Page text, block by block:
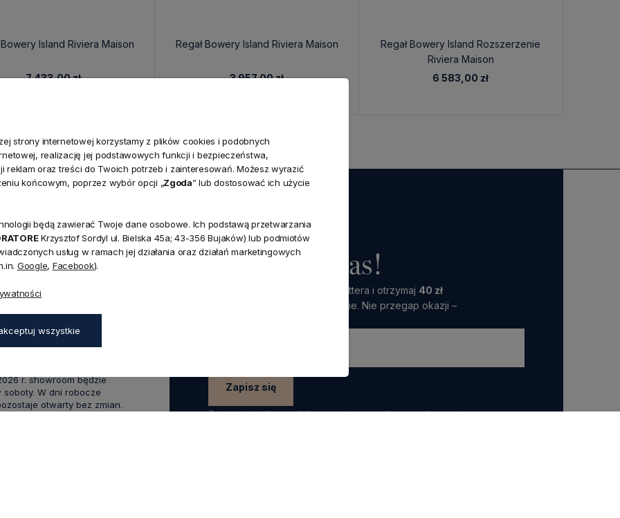
Bowery Island Riviera Maison
7 433,00 zł
Regał Bowery Island Riviera Maison
3 957,00 zł
Regał Bowery Island Rozszerzenie
Riviera Maison
6 583,00 zł
NEWSLETTER
Dołącz do nas!
Zapisz się do naszego Newslettera i otrzymaj 40 zł
na pierwsze zamówienie. Nie przegap okazji –
Zapisz się
Zapisując się do newslettera wyrażasz zgodę na przetwarzanie przez nas
- 17:00,
r. showroom będzie
soboty. W dni robocze
otwarty bez zmian.
strony internetowej korzystamy z plików cookies i podobnych
realizację jej podstawowych funkcji i bezpieczeństwa,
oraz treści do Twoich potrzeb i zainteresowań. Możesz wyrazić
końcowym, poprzez wybór opcji „Zgoda” lub dostosować ich użycie
będą zawierać Twoje dane osobowe. Ich podstawą przetwarzania
Krzysztof Sordyl ul. Bielska 45a; 43-356 Bujaków) lub podmiotów
usług w ramach jej działania oraz działań marketingowych
Google, Facebook).
wszystkie